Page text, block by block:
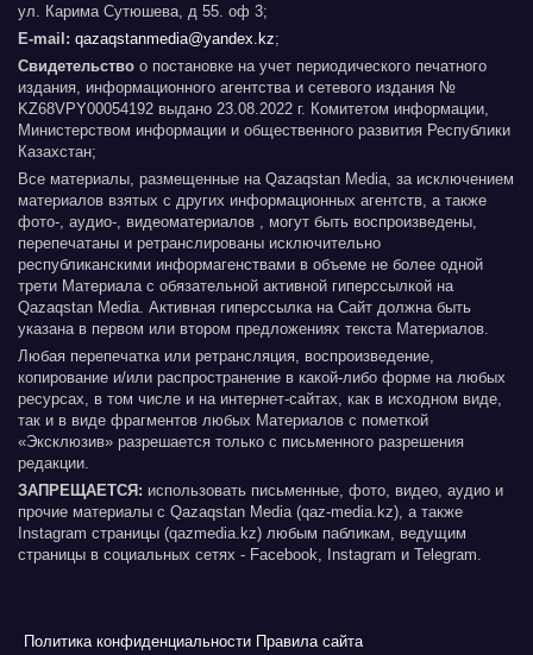
ул. Карима Сутюшева, д 55. оф 3;
E-mail: qazaqstanmedia@yandex.kz;
Свидетельство о постановке на учет периодического печатного
издания, информационного агентства и сетевого издания №
KZ68VPY00054192 выдано 23.08.2022 г. Комитетом информации,
Министерством информации и общественного развития Республики
Казахстан;
Все материалы, размещенные на Qazaqstan Media, за исключением
материалов взятых с других информационных агентств, а также
фото-, аудио-, видеоматериалов , могут быть воспроизведены,
перепечатаны и ретранслированы исключительно
республиканскими информагенствами в объеме не более одной
трети Материала с обязательной активной гиперссылкой на
Qazaqstan Media. Активная гиперссылка на Сайт должна быть
указана в первом или втором предложениях текста Материалов.
Любая перепечатка или ретрансляция, воспроизведение,
копирование и/или распространение в какой-либо форме на любых
ресурсах, в том числе и на интернет-сайтах, как в исходном виде,
так и в виде фрагментов любых Материалов с пометкой
«Эксклюзив» разрешается только с письменного разрешения
редакции.
ЗАПРЕЩАЕТСЯ: использовать письменные, фото, видео, аудио и
прочие материалы с Qazaqstan Media (qaz-media.kz), а также
Instagram страницы (qazmedia.kz) любым пабликам, ведущим
страницы в социальных сетях - Facebook, Instagram и Telegram.
Политика конфиденциальности Правила сайта